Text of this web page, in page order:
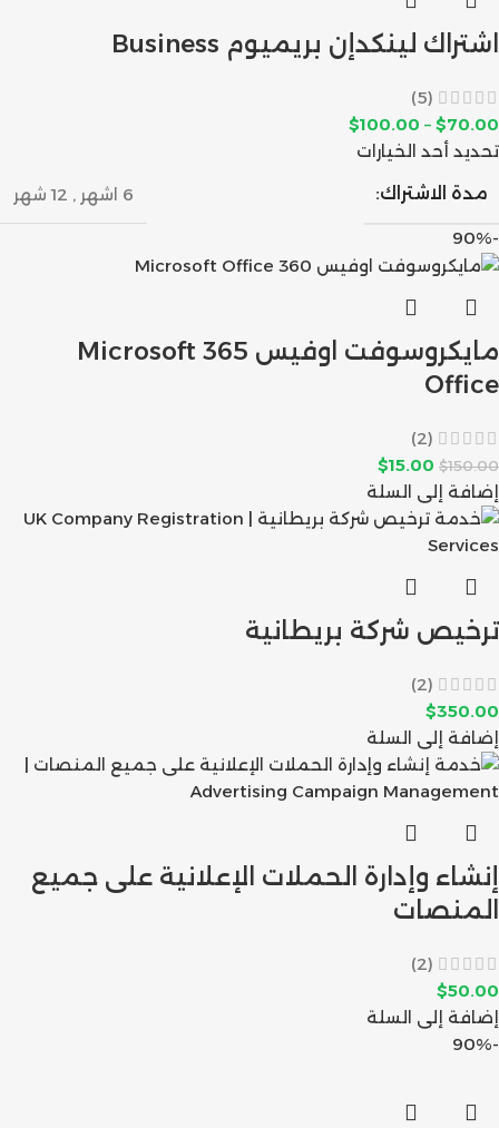
اشتراك لينكدإن بريميوم Business
(5)
$70.00
–
$100.00
تحديد أحد الخيارات
مدة الاشتراك:
6 اشهر , 12 شهر
-90%
مايكروسوفت اوفيس 365 Microsoft
Office
(2)
$150.00
$15.00
إضافة إلى السلة
ترخيص شركة بريطانية
(2)
$350.00
إضافة إلى السلة
إنشاء وإدارة الحملات الإعلانية على جميع
المنصات
(2)
$50.00
إضافة إلى السلة
-90%